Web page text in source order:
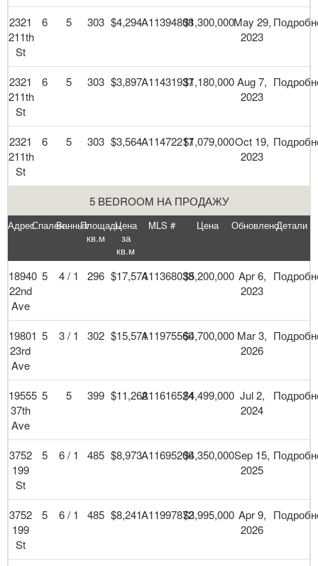
2321
211th
St
6 5 303 $4,294A11394808$1,300,000May 29,
2023
2321
211th
St
6 5 303 $3,897A11431937$1,180,000 Aug 7,
2023
2321
211th
St
6 5 303 $3,564A11472217$1,079,000Oct 19,
2023
5 BEDROOM НА ПРОДАЖУ
АдресСпаленВанныхПлощадь
кв.м
Цена
за
кв.м
MLS # Цена ОбновленоДетали
18940
22nd
Ave
5 4 / 1 296 $17,574A11368038$5,200,000 Apr 6,
2023
19801
23rd
Ave
5 3 / 1 302 $15,571A11975560$4,700,000 Mar 3,
2026
19555
37th
Ave
5 5 399 $11,262A11616524$4,499,000 Jul 2,
2024
3752
199
St
5 6 / 1 485 $8,973A11695206$4,350,000Sep 15,
2025
3752
199
St
5 6 / 1 485 $8,241A11997872$3,995,000 Apr 9,
2026